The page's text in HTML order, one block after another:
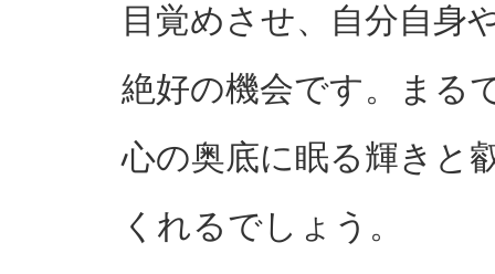
目覚めさせ、自分自身
絶好の機会です。まる
心の奥底に眠る輝きと
くれるでしょう。